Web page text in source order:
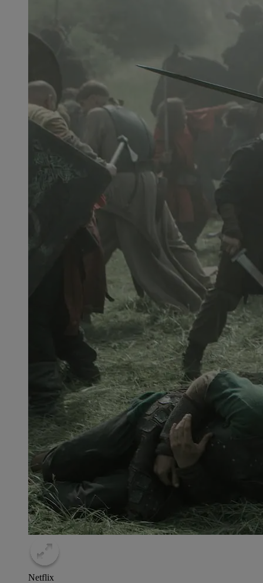
Netflix